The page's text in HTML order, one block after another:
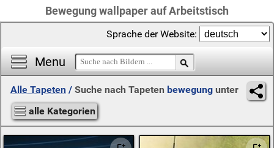
Bewegung wallpaper auf Arbeitstisch
Menu
Sprache der Website:
Alle Tapeten / Suche nach Tapeten bewegung unter
alle Kategorien